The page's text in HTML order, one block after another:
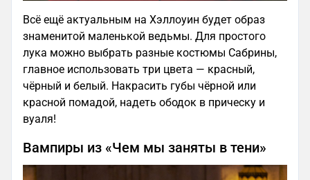
Всё ещё актуальным на Хэллоуин будет образ
знаменитой маленькой ведьмы. Для простого
лука можно выбрать разные костюмы Сабрины,
главное использовать три цвета — красный,
чёрный и белый. Накрасить губы чёрной или
красной помадой, надеть ободок в прическу и
вуаля!
Вампиры из «Чем мы заняты в тени»